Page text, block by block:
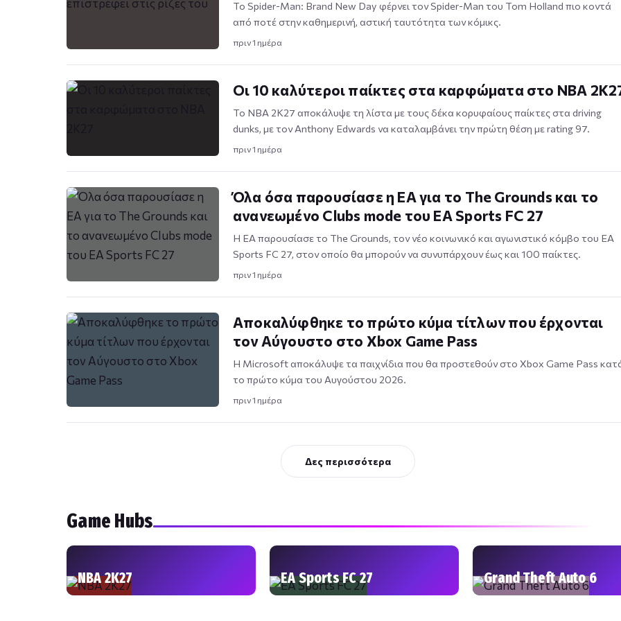
Το Spider-Man: Brand New Day φέρνει τον Spider-Man του Tom Holland πιο κοντά
από ποτέ στην καθημερινή, αστική ταυτότητα των κόμικς.
πριν 1 ημέρα
Οι 10 καλύτεροι παίκτες στα καρφώματα στο NBA
Το NBA 2K27 αποκάλυψε τη λίστα με τους δέκα κορυφαίους παίκτες στα driving
dunks, με τον Anthony Edwards να καταλαμβάνει την πρώτη θέση με rating 97.
πριν 1 ημέρα
Όλα όσα παρουσίασε η EA για το The Grounds και το
ανανεωμένο Clubs mode του EA Sports FC 27
Η EA παρουσίασε το The Grounds, τον νέο κοινωνικό και αγωνιστικό κόμβο του EA
Sports FC 27, στον οποίο θα μπορούν να συνυπάρχουν έως και 100 παίκτες.
πριν 1 ημέρα
Αποκαλύφθηκε το πρώτο κύμα τίτλων που έρχονται
τον Αύγουστο στο Xbox Game Pass
Η Microsoft αποκάλυψε τα παιχνίδια που θα προστεθούν στο Xbox Game Pass
το πρώτο κύμα του Αυγούστου 2026.
πριν 1 ημέρα
Δες περισσότερα
Game Hubs
NBA 2K27 EA Sports FC 27 Grand Theft Auto 6